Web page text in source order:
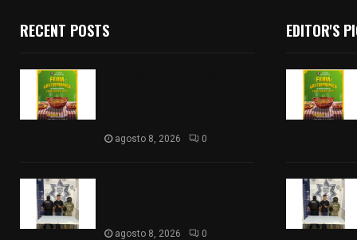
RECENT POSTS
agosto 8, 2026 0
agosto 8, 2026 0
EDITOR'S